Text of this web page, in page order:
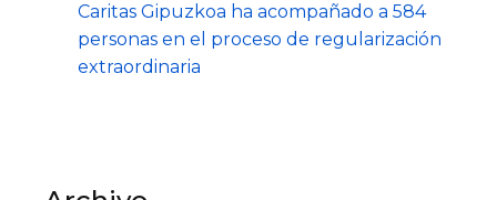
Caritas Gipuzkoa ha acompañado a 584
personas en el proceso de regularización
extraordinaria